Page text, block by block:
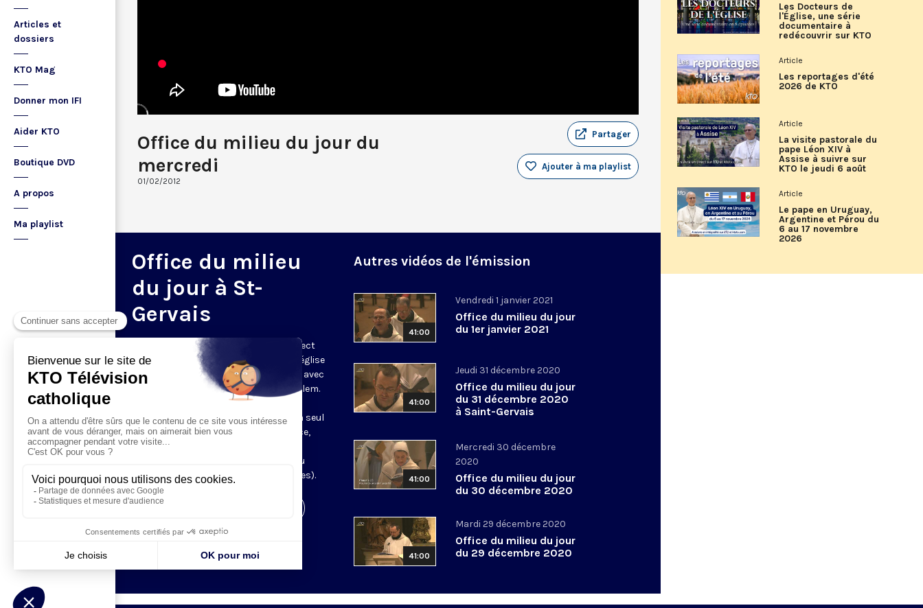
Articles et
dossiers
KTO Mag
Donner mon IFI
Aider KTO
Boutique DVD
A propos
Ma playlist
Office du milieu du jour du
mercredi
01/02/2012
Partager
Ajouter à ma playlist
Office du milieu
du jour à St-
Gervais
Du mardi au samedi, KTO diffuse en direct
l’office du milieu du jour, en direct de l’église
Saint-Gervais-Saint-Protais (Paris 4e), avec
les Fraternités Monastiques de Jérusalem.
L’Office du Milieu du Jour regroupe, en
particulier, «au milieu du jour» et en un seul
office, les heures monastiques de Tierce,
Sexte et None. Il permet à l’Église de
retrouver son Seigneur entre l’office du
matin (Laudes) et l’office du soir (Vêpres).
Autres vidéos de l'émission
41:00
Vendredi 1 janvier 2021
Office du milieu du jour
du 1er janvier 2021
41:00
Jeudi 31 décembre 2020
Office du milieu du jour
du 31 décembre 2020
à Saint-Gervais
41:00
Mercredi 30 décembre
2020
Office du milieu du jour
du 30 décembre 2020
41:00
Mardi 29 décembre 2020
Office du milieu du jour
du 29 décembre 2020
Les Docteurs de
l'Église, une série
documentaire à
redécouvrir sur KTO
Article
Les reportages d'été
2026 de KTO
Article
La visite pastorale du
pape Léon XIV à
Assise à suivre sur
KTO le jeudi 6 août
Article
Le pape en Uruguay,
Argentine et Pérou du
6 au 17 novembre
2026